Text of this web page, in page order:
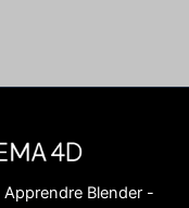
Apprendre Blender-